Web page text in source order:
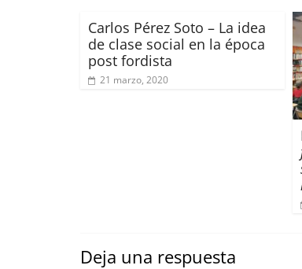
Carlos Pérez Soto – La idea
de clase social en la época
post fordista
21 marzo, 2020
Deja una respuesta